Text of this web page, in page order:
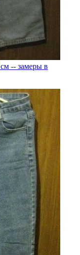
-- замеры в